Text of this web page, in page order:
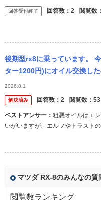
回答受付終了 回答数： 2 閲覧数：
後期型rx8に乗っています。
ター1200円)にオイル交換し
ーズ合成油10w-50(リッター
2026.8.1
解決済み 回答数： 2 閲覧数： 53
ベストアンサー： 粗悪オイルはエ
いがいますが、エルフやトラスト
マツダ RX-8のみんなの質
閲覧数ランキング